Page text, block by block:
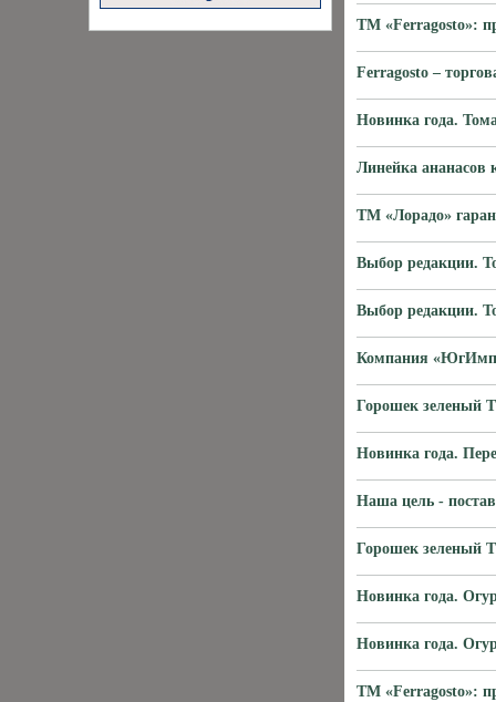
ТМ «Ferragosto»:
Ferragosto –
Новинка года.
Линейка ананасов
ТМ «Лорадо»
Выбор редакции.
Выбор редакции.
Компания
Горошек зеленый
Новинка года.
Наша цель -
Горошек зеленый
Новинка года.
Новинка года.
ТМ «Ferragosto»: